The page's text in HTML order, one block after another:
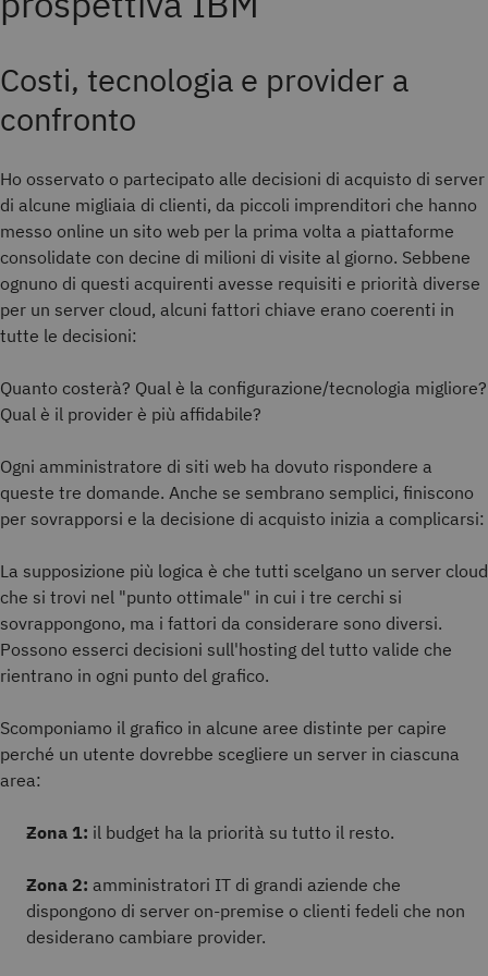
Costi, tecnologia e provider a
confronto
Ho osservato o partecipato alle decisioni di acquisto di server
di alcune migliaia di clienti, da piccoli imprenditori che hanno
messo online un sito web per la prima volta a piattaforme
consolidate con decine di milioni di visite al giorno. Sebbene
ognuno di questi acquirenti avesse requisiti e priorità diverse
per un server cloud, alcuni fattori chiave erano coerenti in
tutte le decisioni:
Quanto costerà? Qual è la configurazione/tecnologia migliore?
Qual è il provider è più affidabile?
Ogni amministratore di siti web ha dovuto rispondere a
queste tre domande. Anche se sembrano semplici, finiscono
per sovrapporsi e la decisione di acquisto inizia a complicarsi:
La supposizione più logica è che tutti scelgano un server cloud
che si trovi nel "punto ottimale" in cui i tre cerchi si
sovrappongono, ma i fattori da considerare sono diversi.
Possono esserci decisioni sull'hosting del tutto valide che
rientrano in ogni punto del grafico.
Scomponiamo il grafico in alcune aree distinte per capire
perché un utente dovrebbe scegliere un server in ciascuna
area:
Zona 1: il budget ha la priorità su tutto il resto.
Zona 2: amministratori IT di grandi aziende che
dispongono di server on-premise o clienti fedeli che non
desiderano cambiare provider.